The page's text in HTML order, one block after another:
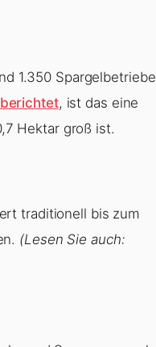
1.350 Spargelbetriebe
, ist das eine
Hektar groß ist.
traditionell bis zum
(Lesen Sie auch: